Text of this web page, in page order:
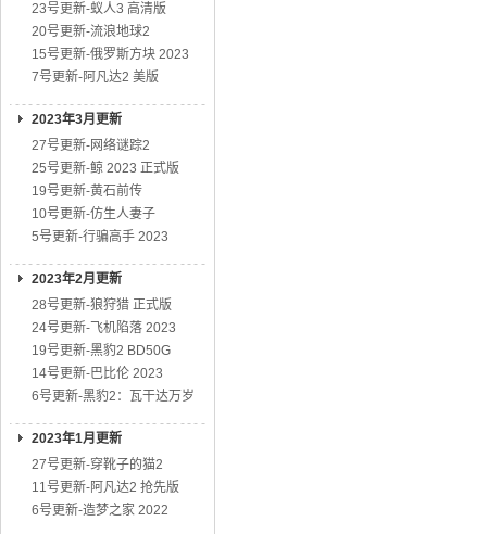
23号更新-蚁人3 高清版
20号更新-流浪地球2
15号更新-俄罗斯方块 2023
7号更新-阿凡达2 美版
2023年3月更新
27号更新-网络谜踪2
25号更新-鲸 2023 正式版
19号更新-黄石前传
10号更新-仿生人妻子
5号更新-行骗高手 2023
2023年2月更新
28号更新-狼狩猎 正式版
24号更新-飞机陷落 2023
19号更新-黑豹2 BD50G
14号更新-巴比伦 2023
6号更新-黑豹2：瓦干达万岁
2023年1月更新
27号更新-穿靴子的猫2
11号更新-阿凡达2 抢先版
6号更新-造梦之家 2022